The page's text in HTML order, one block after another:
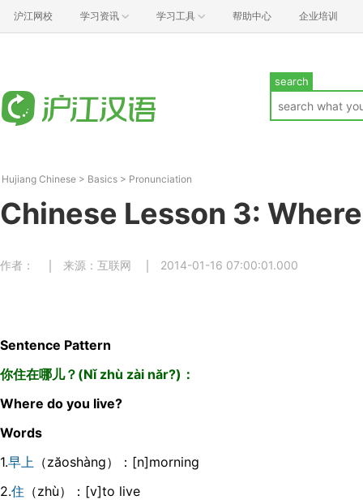
沪江网校 学习资讯 学习工具 帮助中心 企业培训
search
Hujiang Chinese > Basics > Pronunciation
Chinese Lesson 3:
作者： 来源：互联网 2014-01-16 07:00:01.000
Sentence Pattern
你住在哪儿？(Nǐ zhù zài năr?)：
Where do you live?
Words
1.早上 （zăoshàng）：[n]morning
2.住 （zhù）：[v]to live